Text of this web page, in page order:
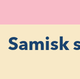
Samisk